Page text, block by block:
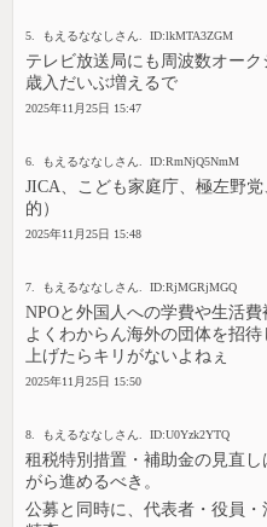
5. もえるななしさん. ID:lkMTA3ZGM
テレビ放送局にも周波数オー
歳入だいぶ増えるで
2025年11月25日 15:47
6. もえるななしさん. ID:RmNjQ5NmM
JICA、こども家庭庁、極左野
的）
2025年11月25日 15:48
7. もえるななしさん. ID:RjMGRjMGQ
NPOと外国人への学費や生活費
よくわからん海外の団体を招
上げたらキリがないよねぇ
2025年11月25日 15:50
8. もえるななしさん. ID:U0Yzk2YTQ
租税特別措置・補助金の見直
がら進めるべき。
公募と同時に、代表者・役員